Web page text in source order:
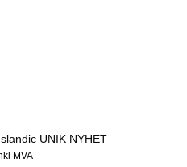
UNIK NYHET
MVA